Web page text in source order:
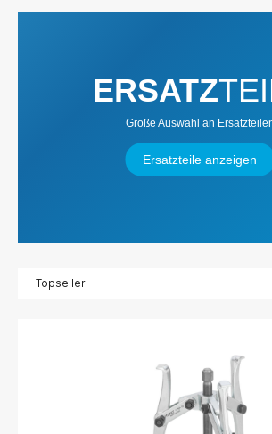
ERSATZ
Große Auswahl an
Ersatzteile anzeigen